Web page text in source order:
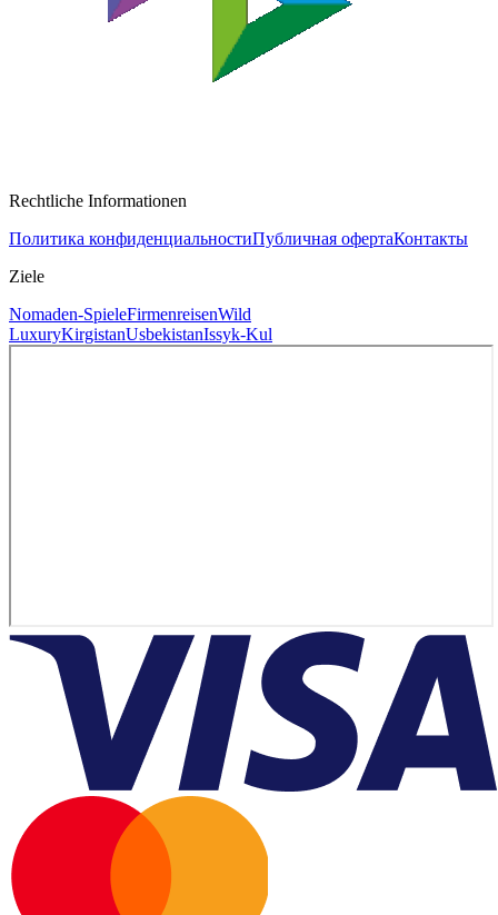
Rechtliche Informationen
Политика конфиденциальностиПубличная офертаКонтакты
Ziele
Nomaden-SpieleFirmenreisenWild
LuxuryKirgistanUsbekistanIssyk-Kul